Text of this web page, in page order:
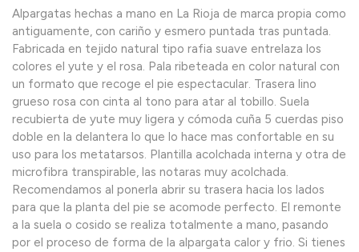
Alpargatas hechas a mano en La Rioja de marca propia como
antiguamente, con cariño y esmero puntada tras puntada.
Fabricada en tejido natural tipo rafia suave entrelaza los
colores el yute y el rosa. Pala ribeteada en color natural con
un formato que recoge el pie espectacular. Trasera lino
grueso rosa con cinta al tono para atar al tobillo. Suela
recubierta de yute muy ligera y cómoda cuña 5 cuerdas piso
doble en la delantera lo que lo hace mas confortable en su
uso para los metatarsos. Plantilla acolchada interna y otra de
microfibra transpirable, las notaras muy acolchada.
Recomendamos al ponerla abrir su trasera hacia los lados
para que la planta del pie se acomode perfecto. El remonte
a la suela o cosido se realiza totalmente a mano, pasando
por el proceso de forma de la alpargata calor y frio. Si tienes